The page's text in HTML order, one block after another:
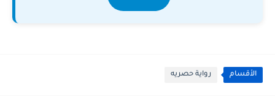
الأقسام رواية حصريه